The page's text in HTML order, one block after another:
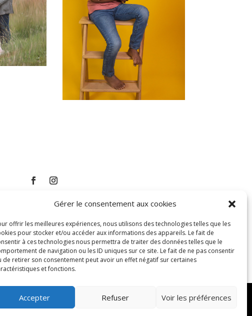
Gérer le consentement aux cookies
offrir les meilleures expériences, nous utilisons des technologies telles que les
pour stocker et/ou accéder aux informations des appareils. Le fait de
à ces technologies nous permettra de traiter des données telles que le
de navigation ou les ID uniques sur ce site. Le fait de ne pas consentir
de retirer son consentement peut avoir un effet négatif sur certaines
et fonctions.
Accepter Refuser Voir les préférences
Tous droits réservés –